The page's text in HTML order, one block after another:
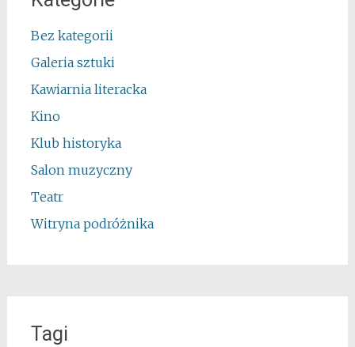
Bez kategorii
Galeria sztuki
Kawiarnia literacka
Kino
Klub historyka
Salon muzyczny
Teatr
Witryna podróżnika
Tagi